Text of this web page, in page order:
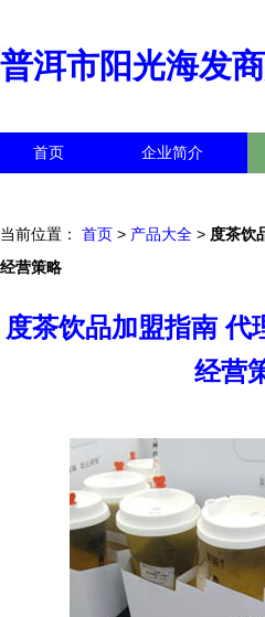
普洱市阳光海发
首页 企业简介
当前位置： 首页 > 产品大全 > 度茶饮
经营策略
度茶饮品加盟指南 代
经营